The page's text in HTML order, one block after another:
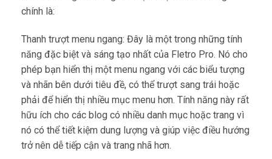
chính là:
Thanh trượt menu ngang: Đây là một trong những tính
năng đặc biệt và sáng tạo nhất của Fletro Pro. Nó cho
phép bạn hiển thị một menu ngang với các biểu tượng
và nhãn bên dưới tiêu đề, có thể trượt sang trái hoặc
phải để hiển thị nhiều mục menu hơn. Tính năng này rất
hữu ích cho các blog có nhiều danh mục hoặc trang vì
nó có thể tiết kiệm dung lượng và giúp việc điều hướng
trở nên dễ tiếp cận và trang nhã hơn.